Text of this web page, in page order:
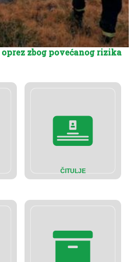
ČITULJE
zbog povećanog rizika